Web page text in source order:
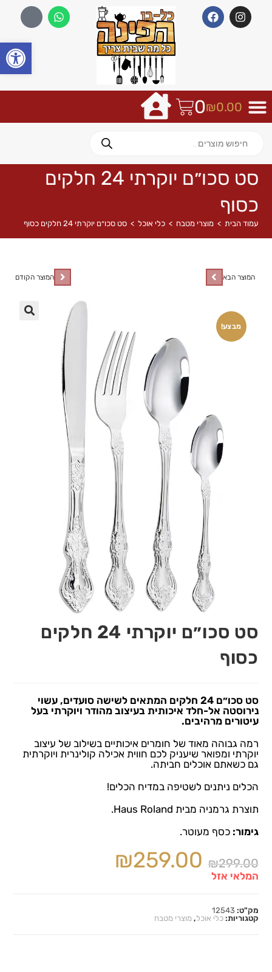
₪0.00
0
סט סכו״ם יוקרתי 24 חלקים
כסוף
עמוד הבית > מוצרי מטבח > כלי אוכל > סט סכו״ם יוקרתי 24 חלקים כסוף
מבצע!
המוצר הקודם המוצר הבא
סט סכו״ם יוקרתי 24 חלקים
כסוף
סט סכו״ם 24 חלקים המתאים לשישה סועדים, עשוי
נירוסטה אל-חלד איכותית בעיצוב מהודר ויוקרתי בעל
עיטורים מרהיבים.
רמה גבוהה מאוד של חומרים איכותיים בשילוב של עיצוב
יוקרתי ומפואר שיעניק לכם חווית אכילה קולינרית ויוקרתית
גם כשאתם אוכלים חביתה.
הכלים ניתנים לשטיפה במדיח הכלים!
תוצרת גרמניה מבית Haus Roland.
גימור:כסף מעוטר.
₪299.00
₪259.00
המלאי אזל
מק"ט:12543
קטגוריות:כלי אוכל, מוצרי מטבח